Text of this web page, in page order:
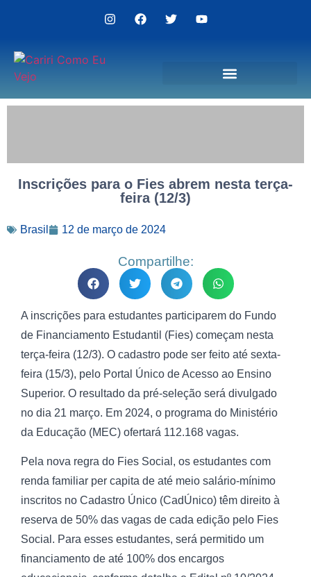
Inscrições para o Fies abrem nesta terça-
feira (12/3)
Brasil 12 de março de 2024
Compartilhe:
A inscrições para estudantes participarem do Fundo
de Financiamento Estudantil (Fies) começam nesta
terça-feira (12/3). O cadastro pode ser feito até sexta-
feira (15/3), pelo Portal Único de Acesso ao Ensino
Superior. O resultado da pré-seleção será divulgado
no dia 21 março. Em 2024, o programa do Ministério
da Educação (MEC) ofertará 112.168 vagas.
Pela nova regra do Fies Social, os estudantes com
renda familiar per capita de até meio salário-mínimo
inscritos no Cadastro Único (CadÚnico) têm direito à
reserva de 50% das vagas de cada edição pelo Fies
Social. Para esses estudantes, será permitido um
financiamento de até 100% dos encargos